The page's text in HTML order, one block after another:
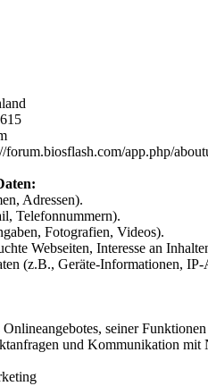
app.php/
Adressen).
Telefonnummern).
Fotografien, Videos).
Webseiten, Interesse an
(z.B., Geräte-Informationen, IP-
seiner
und Kommunikation mit